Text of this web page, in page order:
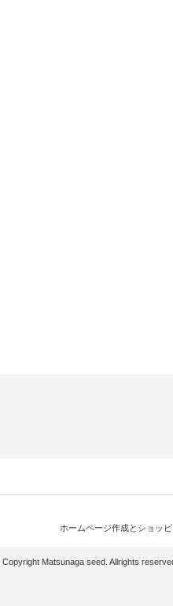
ホームページ作成とショッ
Matsunaga seed. Allrights